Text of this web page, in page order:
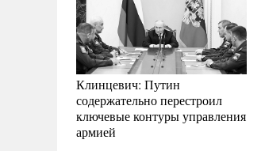
Клинцевич: Путин
содержательно перестроил
ключевые контуры управления
армией